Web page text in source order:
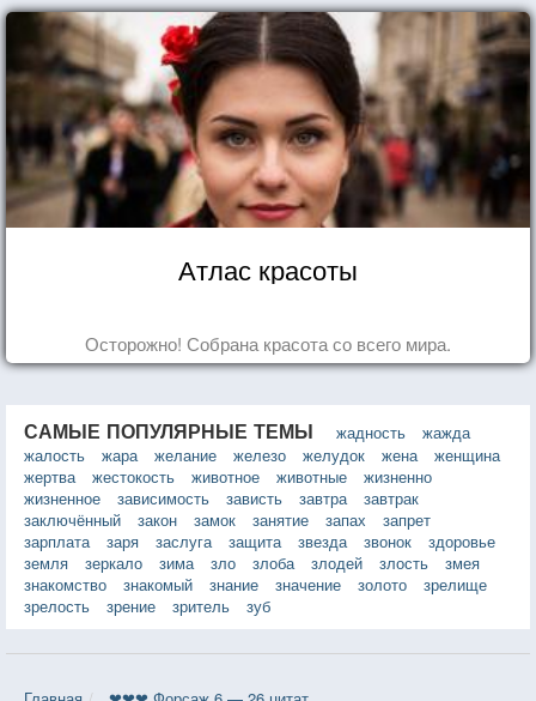
Атлас красоты
Осторожно! Собрана красота со всего мира.
САМЫЕ ПОПУЛЯРНЫЕ ТЕМЫ жадность
жажда
жалость
жара желание железо желудок жена
женщина
жертва
жестокость животное животные
жизненно
жизненное
зависимость зависть завтра
завтрак
заключённый
закон замок занятие запах
запрет
зарплата
заря заслуга защита звезда звонок
здоровье
земля
зеркало зима зло злоба злодей злость
змея
знакомство
знакомый знание значение золото
зрелище
зрелость
зрение зритель зуб